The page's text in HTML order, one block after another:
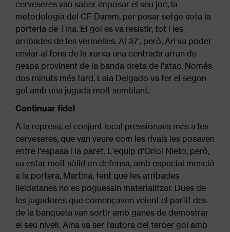
cerveseres van saber imposar el seu joc, la
metodologia del CF Damm, per posar setge sota la
porteria de Tina. El gol es va resistir, tot i les
arribades de les vermelles. Al 37', però, Ari va poder
enviar al fons de la xarxa una centrada arran de
gespa provinent de la banda dreta de l'atac. Només
dos minuts més tard, Laia Delgado va fer el segon
gol amb una jugada molt semblant.
Continuar fidel
A la represa, el conjunt local pressionava més a les
cerveseres, que van veure com les rivals les posaven
entre l'espasa i la paret. L'equip d'Oriol Nieto, però,
va estar molt sòlid en defensa, amb especial menció
a la portera, Martina, fent que les arribades
lleidatanes no es poguessin materialitzar. Dues de
les jugadores que començaven veient el partit des
de la banqueta van sortir amb ganes de demostrar
el seu nivell. Aina va ser l'autora del tercer gol amb